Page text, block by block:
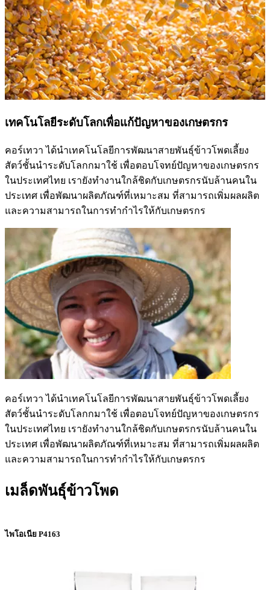
เทคโนโลยีระดับโลกเพื่อแก้ปัญหาของเกษตรกร
คอร์เทวา ได้นำเทคโนโลยีการพัฒนาสายพันธุ์ข้าวโพดเลี้ยง
สัตว์ชั้นนำระดับโลกกมาใช้ เพื่อตอบโจทย์ปัญหาของเกษตรกร
ในประเทศไทย เรายังทำงานใกล้ชิดกับเกษตรกรนับล้านคนใน
ประเทศ เพื่อพัฒนาผลิตภัณฑ์ที่เหมาะสม ที่สามารถเพิ่มผลผลิต
และความสามารถในการทำกำไรให้กับเกษตรกร
คอร์เทวา ได้นำเทคโนโลยีการพัฒนาสายพันธุ์ข้าวโพดเลี้ยง
สัตว์ชั้นนำระดับโลกกมาใช้ เพื่อตอบโจทย์ปัญหาของเกษตรกร
ในประเทศไทย เรายังทำงานใกล้ชิดกับเกษตรกรนับล้านคนใน
ประเทศ เพื่อพัฒนาผลิตภัณฑ์ที่เหมาะสม ที่สามารถเพิ่มผลผลิต
และความสามารถในการทำกำไรให้กับเกษตรกร
เมล็ดพันธุ์ข้าวโพด
ไพโอเนีย P4163